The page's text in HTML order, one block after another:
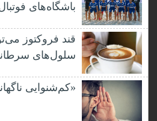
باشگاه‌های
قند فروکتوز
سلول‌های
«کم‌شنوایی